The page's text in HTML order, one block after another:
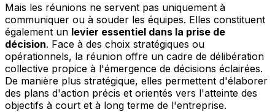
Mais les réunions ne servent pas uniquement à
communiquer ou à souder les équipes. Elles constituent
également un levier essentiel dans la prise de
décision. Face à des choix stratégiques ou
opérationnels, la réunion offre un cadre de délibération
collective propice à l'émergence de décisions éclairées.
De manière plus stratégique, elles permettent d'élaborer
des plans d'action précis et orientés vers l'atteinte des
objectifs à court et à long terme de l'entreprise.